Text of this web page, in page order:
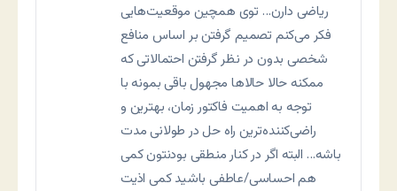
ریاضی دارن… توی همچین موقعیت‌هایی
فکر می‌کنم تصمیم گرفتن بر اساس منافع
شخصی بدون در نظر گرفتن احتمالاتی که
ممکنه حالا حالاها مجهول باقی بمونه با
توجه به اهمیت فاکتور زمان، بهترین و
راضی‌کننده‌ترین راه حل در طولانی‌ مدت
باشه… البته اگر در کنار منطقی بودنتون کمی
هم احساسی/عاطفی باشید کمی اذیت